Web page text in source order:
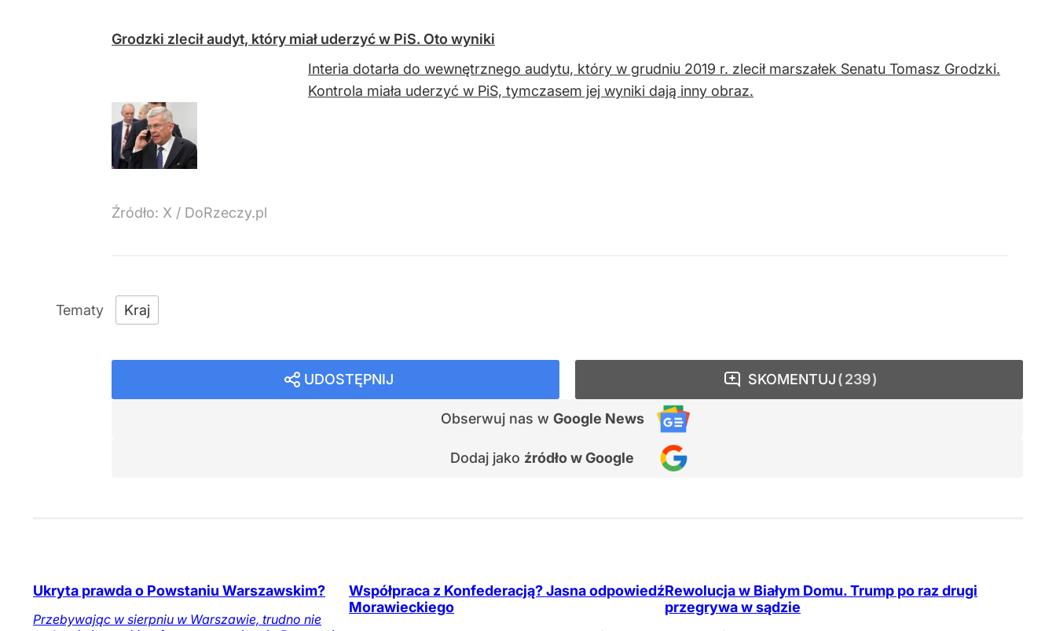
Grodzki zlecił audyt, który miał uderzyć w PiS. Oto wyniki
Interia dotarła do wewnętrznego audytu, który w grudniu 2019 r. zlecił marszałek Senatu Tomasz Grodzki.
Kontrola miała uderzyć w PiS, tymczasem jej wyniki dają inny obraz.
Źródło: X / DoRzeczy.pl
Kraj
UDOSTĘPNIJ
Obserwuj nas w Google News
Dodaj jako źródło w Google
SKOMENTUJ 239
Ukryta prawda o Powstaniu Warszawskim?
Przebywając w sierpniu w Warszawie, trudno nie
Współpraca z Konfederacją? Jasna odpowiedź
Morawieckiego
Rewolucja w Białym Domu. Trump po raz drugi
przegrywa w sądzie